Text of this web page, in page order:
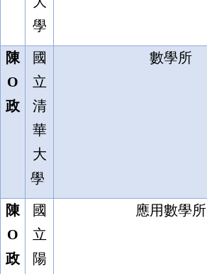
學
陳
O
政
國
立
清
華
大
學
數學所
陳
O
政
國
立
陽
應用數學所